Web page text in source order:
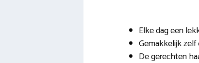
Elke dag een
Gemakkelijk
De gerechten